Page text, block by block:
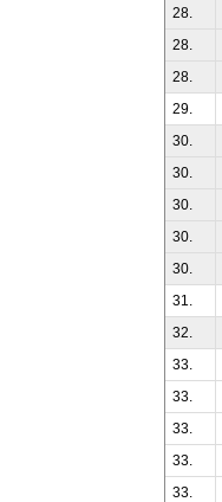
28.
28.
28.
29.
30.
30.
30.
30.
30.
31.
32.
33.
33.
33.
33.
33.